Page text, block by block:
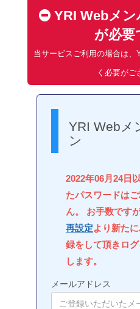
YRI Webメ
が必要
当サービスご利用の場合は
く必要がご
YRI Webメ
ン
2022年06月24日
たパスワードは
ん。 お手数ですが
再設定より新た
録をして頂きロ
します。
メールアドレス